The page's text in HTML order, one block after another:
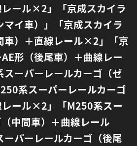
ール×2」
「京成スカイラ
マイ車）」「京成スカイラ
車）＋直線レール×2」
「京
形（後尾車）＋曲線レー
ーパーレールカーゴ（ゼ
系スーパーレールカーゴ
レール×2」「M250系スー
中間車）＋曲線レール
ーパーレールカーゴ（後尾